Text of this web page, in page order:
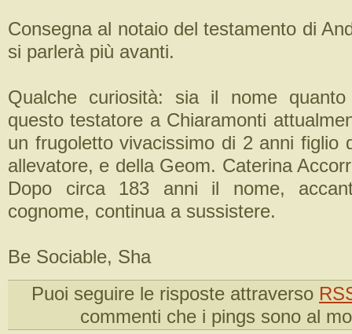
Consegna al notaio del testamento di
si parlerà più avanti.
Qualche curiosità: sia il nome
questo testatore a Chiaramonti
un frugoletto vivacissimo di 2 anni figlio
allevatore, e della Geom. Caterina
Dopo circa 183 anni il nome,
cognome, continua a sussistere.
Be Sociable, Sha
Puoi seguire le risposte attraverso
commenti che i pings sono al